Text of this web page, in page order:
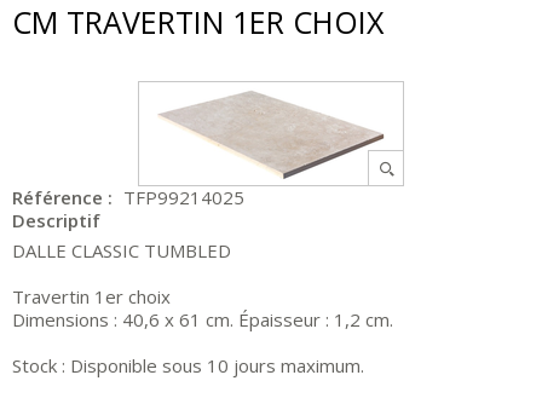
CM TRAVERTIN 1ER CHOIX
Référence : TFP99214025
Descriptif
DALLE CLASSIC TUMBLED
Travertin 1er choix
Dimensions : 40,6 x 61 cm. Épaisseur : 1,2 cm.
Stock : Disponible sous 10 jours maximum.